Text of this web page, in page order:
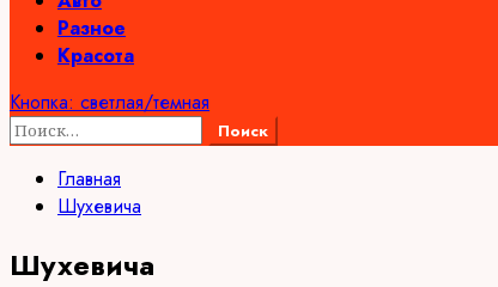
Разное
Красота
Кнопка: светлая/темная
Найти:
Главная
Шухевича
Шухевича